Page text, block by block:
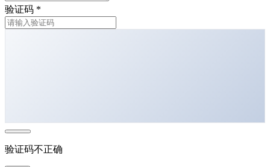
验证码 *
验证码不正确